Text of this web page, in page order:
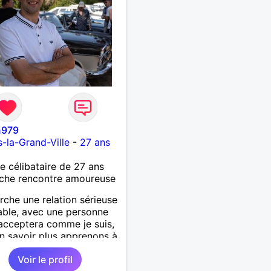
sur la confiance, le
et la complicité. Si tu
les conversations
les fous rires et les
qui savent ce qu'elles
n'hésite pas à venir
Au plaisir de faire
!
la-Grand-Ville - 27 ans
célibataire de 27 ans
rencontre amoureuse
une relation sérieuse
avec une personne
comme je suis,
savoir plus apprenons à
🙂
Voir le profil